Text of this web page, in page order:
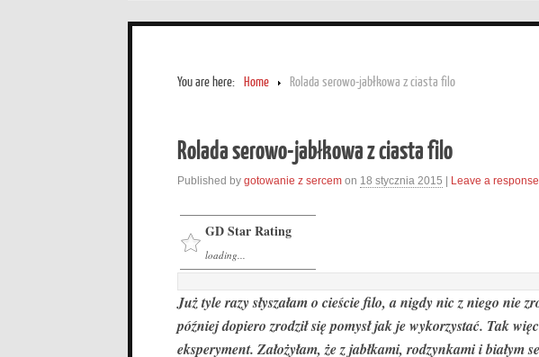
You are here: Home Rolada serowo-jabłkowa z ciasta filo
Rolada serowo-jabłkowa z ciasta filo
Published by gotowanie z sercem on 18 stycznia 2015 | Leave a response
GD Star Rating
loading...
Już tyle razy słyszałam o cieście filo, a nigdy nic z niego nie
później dopiero zrodził się pomysł jak je wykorzystać. Tak
eksperyment. Założyłam, że z jabłkami, rodzynkami i białym